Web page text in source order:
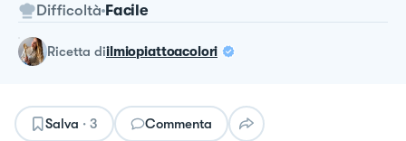
Difficoltà Facile
ricetta diilmiopiattoacolori
Salva · 3 Commenta